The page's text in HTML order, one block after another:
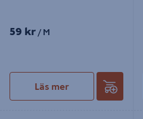
59 kr / M
Läs mer